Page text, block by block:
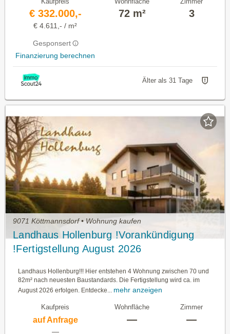
€ 332.000,-
€ 4.611,- / m²
Gesponsert
Finanzierung berechnen
72 m² 3
Älter als 31 Tage
9071 Köttmannsdorf • Wohnung kaufen
Landhaus Hollenburg !Vorankündigung
!Fertigstellung August 2026
Landhaus Hollenburg!!! Hier entstehen 4 Wohnung zwischen 70 und
82m² nach neuesten Baustandards. Die Fertigstellung wird ca. im
August 2026 erfolgen. Entdecke...
mehr anzeigen
Kaufpreis
auf Anfrage
—
Wohnfläche
—
Zimmer
—